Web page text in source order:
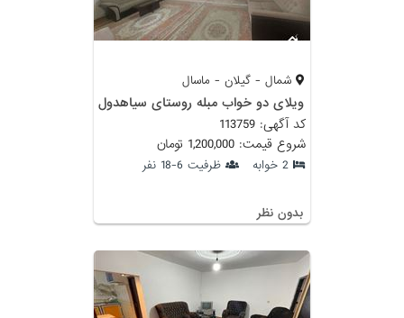
شمال - گیلان - ماسال
ویلای دو خواب مبله روستای سیاهدول
کد آگهی: 113759
شروع قیمت: 1,200,000 تومان
2 خوابه ظرفیت 6-18 نفر
بدون نظر